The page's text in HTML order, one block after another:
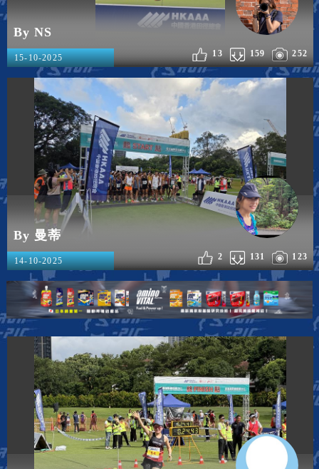
By NS
252
159
13
15-10-2025
By 曼蒂
123
131
2
14-10-2025